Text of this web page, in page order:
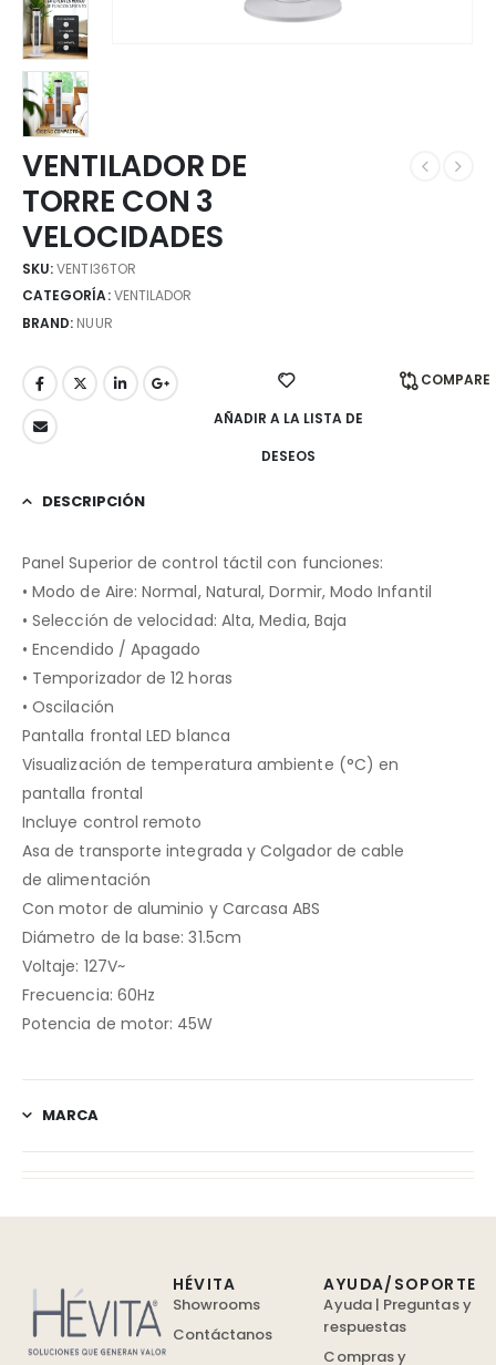
VENTILADOR DE
TORRE CON 3
VELOCIDADES
SKU:VENTI36TOR
CATEGORÍA:VENTILADOR
BRAND: NUUR
AÑADIR A LA LISTA DE
DESEOS
COMPARE
DESCRIPCIÓN
Panel Superior de control táctil con funciones:
• Modo de Aire: Normal, Natural, Dormir, Modo Infantil
• Selección de velocidad: Alta, Media, Baja
• Encendido / Apagado
• Temporizador de 12 horas
• Oscilación
Pantalla frontal LED blanca
Visualización de temperatura ambiente (°C) en
pantalla frontal
Incluye control remoto
Asa de transporte integrada y Colgador de cable
de alimentación
Con motor de aluminio y Carcasa ABS
Diámetro de la base: 31.5cm
Voltaje: 127V~
Frecuencia: 60Hz
Potencia de motor: 45W
MARCA
HÉVITA
Showrooms
Contáctanos
AYUDA/SOPORTE
Ayuda | Preguntas y
respuestas
Compras y